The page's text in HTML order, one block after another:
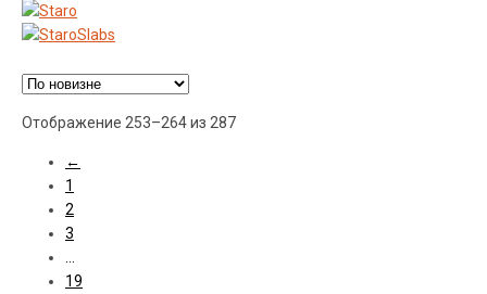
Ценовой фильтр
Материал
Производитель
Отображение 253–264 из 287Сортировка:
←
1
2
3
19